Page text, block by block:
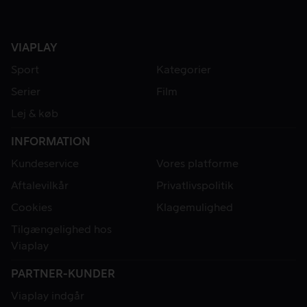
VIAPLAY
Sport
Kategorier
Serier
Film
Lej & køb
INFORMATION
Kundeservice
Vores platforme
Aftalevilkår
Privatlivspolitik
Cookies
Klagemulighed
Tilgængelighed hos
Viaplay
PARTNER-KUNDER
Viaplay indgår